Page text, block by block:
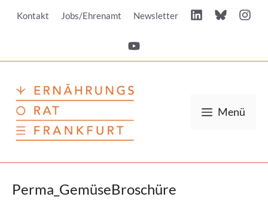
InhaltKontakt Jobs/Ehrenamt Newsletter
Menü
Perma_GemüseBroschüre